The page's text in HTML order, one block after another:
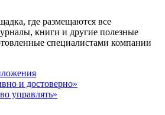
где размещаются все
книги и другие полезные
специалистами компании
и достоверно»
управлять»